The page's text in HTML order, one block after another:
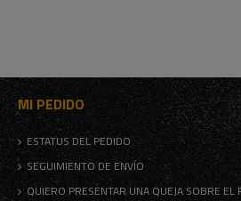
MI PEDIDO
ESTATUS DEL PEDIDO
SEGUIMIENTO DE ENVÍO
QUIERO PRESENTAR UNA QUEJA SOBRE EL